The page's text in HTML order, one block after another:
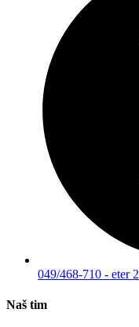
049/468-710 - eter 2
Naš tim